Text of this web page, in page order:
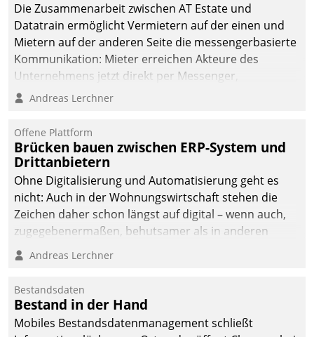
Die Zusammenarbeit zwischen AT Estate und
Datatrain ermöglicht Vermietern auf der einen und
Mietern auf der anderen Seite die messengerbasierte
Kommunikation: Mieter erreichen Akteure des
Unternehmens jetzt direkt per Messenger,
Mitarbeiter oder Dienstleister empfangen oder
Andreas Lerchner
Offene Plattform
Brücken bauen zwischen ERP-System und
Drittanbietern
Ohne Digitalisierung und Automatisierung geht es
nicht: Auch in der Wohnungswirtschaft stehen die
Zeichen daher schon längst auf digital – wenn auch,
zugegebenermaßen, behutsamer als in anderen
Branchen.
Andreas Lerchner
Bestandsdaten
Bestand in der Hand
Mobiles Bestandsdatenmanagement schließt